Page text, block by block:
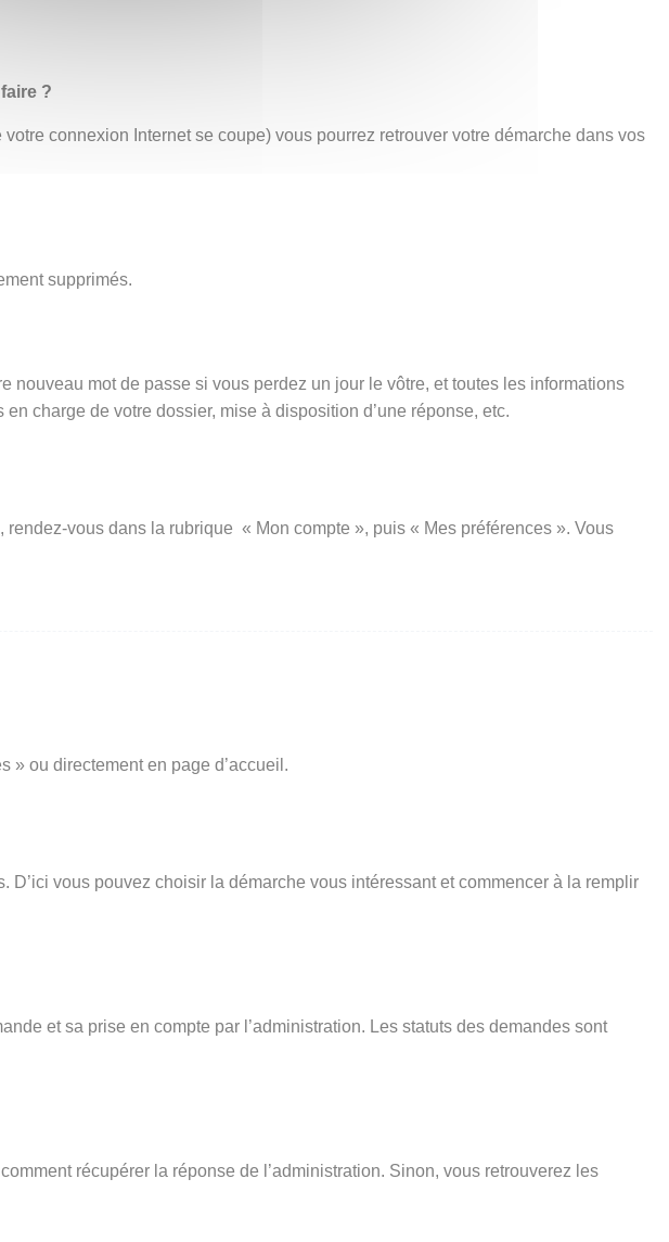
?
connexion Internet se coupe) vous pourrez retrouver votre démarche dans vos
supprimés.
mot de passe si vous perdez un jour le vôtre, et toutes les informations
charge de votre dossier, mise à disposition d’une réponse, etc.
vous dans la rubrique « Mon compte », puis « Mes préférences ». Vous
» ou directement en page d’accueil.
vous pouvez choisir la démarche vous intéressant et commencer à la remplir
et sa prise en compte par l’administration. Les statuts des demandes sont
récupérer la réponse de l’administration. Sinon, vous retrouverez les